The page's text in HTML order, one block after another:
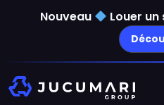
Nouveau Louer